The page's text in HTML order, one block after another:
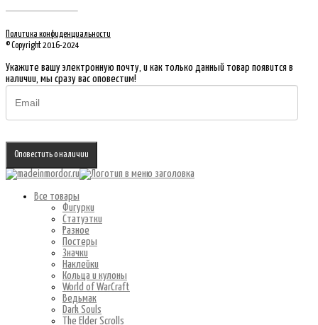
Политика конфиденциальности
© Copyright 2016-2024
Укажите вашу электронную почту, и как только данный товар появится в
наличии, мы сразу вас оповестим!
Оповестить о наличии
Все товары
Фигурки
Статуэтки
Разное
Постеры
Значки
Наклейки
Кольца и кулоны
World of WarCraft
Ведьмак
Dark Souls
The Elder Scrolls